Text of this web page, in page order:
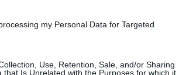
my Personal Data for Targeted
Use, Retention, Sale, and/or Sharing
that Is Unrelated with the Purposes for which it